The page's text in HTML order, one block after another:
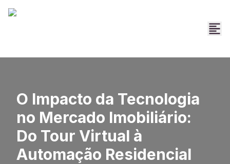
O Impacto da Tecnologia
no Mercado Imobiliário:
Do Tour Virtual à
Automação Residencial